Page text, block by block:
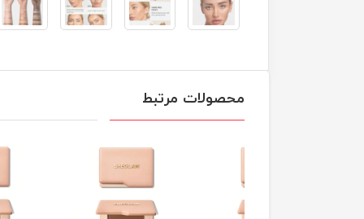
محصولات مرتبط